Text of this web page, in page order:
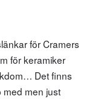
för Cramers
för keramiker
Det finns
med men just